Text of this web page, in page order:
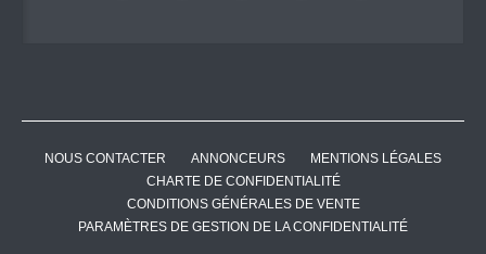
NOUS CONTACTER ANNONCEURS
MENTIONS LÉGALES
CHARTE DE CONFIDENTIALITÉ
CONDITIONS GÉNÉRALES DE VENTE
PARAMÈTRES DE GESTION DE LA CONFIDENTIALITÉ